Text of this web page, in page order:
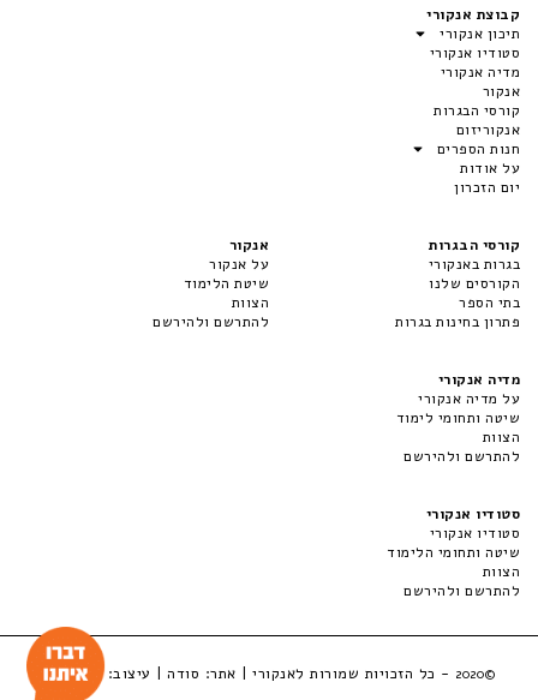
קבוצת אנקורי
תיכון אנקורי
סטודיו אנקורי
מדיה אנקורי
אנקור
קורסי הבגרות
אנקוריזום
חנות הספרים
על אודות
יום הזכרון
קורסי הבגרות
בגרות באנקורי
הקורסים שלנו
בתי הספר
פתרון בחינות בגרות
אנקור
על אנקור
שיטת הלימוד
הצוות
להתרשם ולהירשם
מדיה אנקורי
על מדיה אנקורי
שיטה ותחומי לימוד
הצוות
להתרשם ולהירשם
סטודיו אנקורי
סטודיו אנקורי
שיטה ותחומי הלימוד
הצוות
להתרשם ולהירשם
©2020 - כל הזכויות שמורות לאנקורי | אתר: סודה| עיצוב:LuckyBox